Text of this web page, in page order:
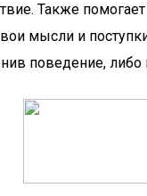
Также помогает
мысли и
поведение, либо